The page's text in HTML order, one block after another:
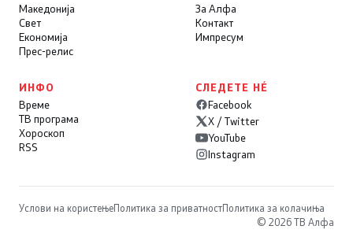
Македонија
Свет
Економија
Прес-релис
За Алфа
Контакт
Импресум
ИНФО
Време
ТВ програма
Хороскоп
RSS
СЛЕДЕТЕ НÉ
Facebook
X / Twitter
YouTube
Instagram
Услови на користењеПолитика за приватностПолитика за колачиња
© 2026 ТВ Алфа